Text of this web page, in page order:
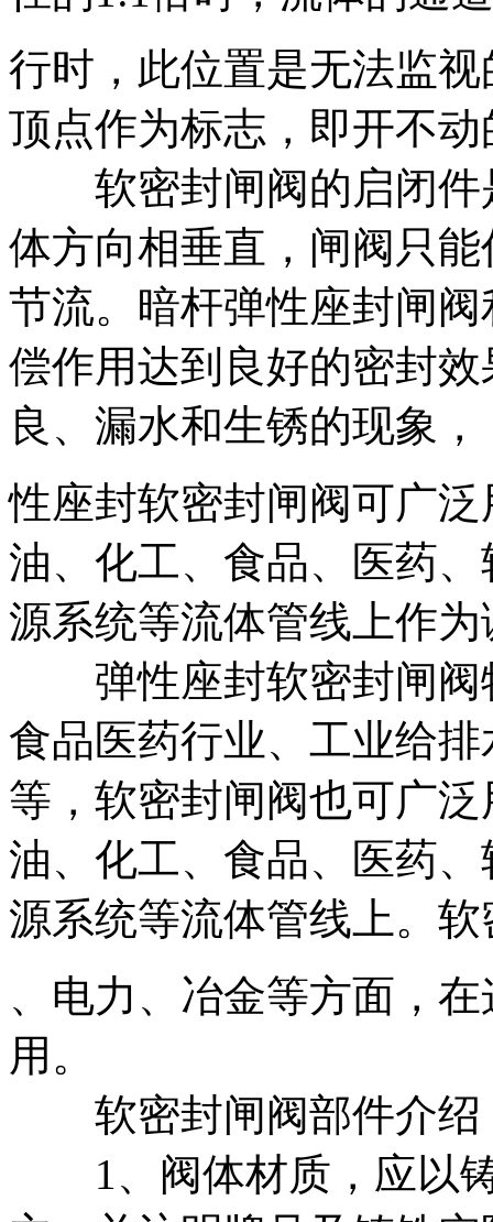
行时，此位置是无法监
顶点作为标志，即开不
软密封闸阀的启闭件
体方向相垂直，闸阀只
节流。暗杆弹性座封闸
偿作用达到良好的密封
良、漏水和生锈的现象
性座封软密封闸阀可广
油、化工、食品、医药
源系统等流体管线上作
弹性座封软密封闸阀
食品医药行业、工业给
等，软密封闸阀也可广
油、化工、食品、医药
源系统等流体管线上。
、电力、冶金等方面，
用。
软密封闸阀部件介绍
1、阀体材质，应以铸